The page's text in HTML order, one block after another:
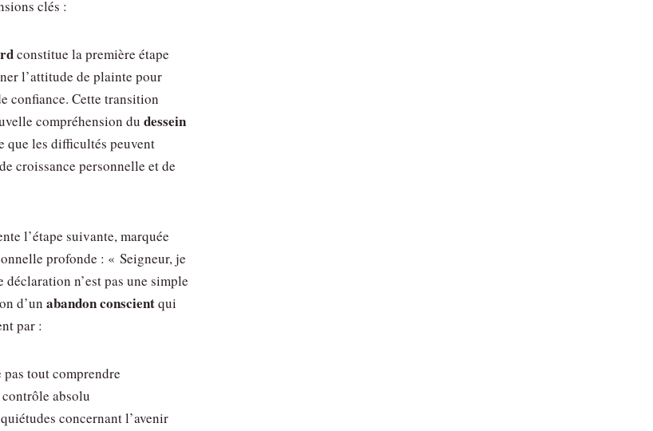
clés :
constitue la première étape
l’attitude de plainte pour
confiance. Cette transition
compréhension du dessein
que les difficultés peuvent
croissance personnelle et de
l’étape suivante, marquée
profonde : « Seigneur, je
n’est pas une simple
d’un abandon conscientqui
par :
pas tout comprendre
absolu
concernant l’avenir